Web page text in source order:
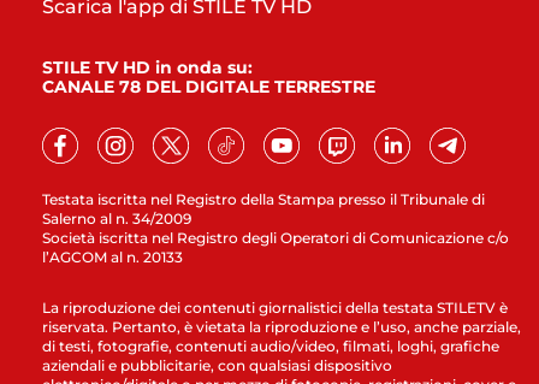
Testata iscritta nel Registro della Stampa presso il Tribunale di
Salerno al n. 34/2009
Società iscritta nel Registro degli Operatori di Comunicazione c/o
l’AGCOM al n. 20133
Scarica l'app di STILE TV HD
STILE TV HD in onda su:
CANALE 78 DEL DIGITALE TERRESTRE
La riproduzione dei contenuti giornalistici della testata STILETV è
riservata. Pertanto, è vietata la riproduzione e l’uso, anche parziale,
di testi, fotografie, contenuti audio/video, filmati, loghi, grafiche
aziendali e pubblicitarie, con qualsiasi dispositivo